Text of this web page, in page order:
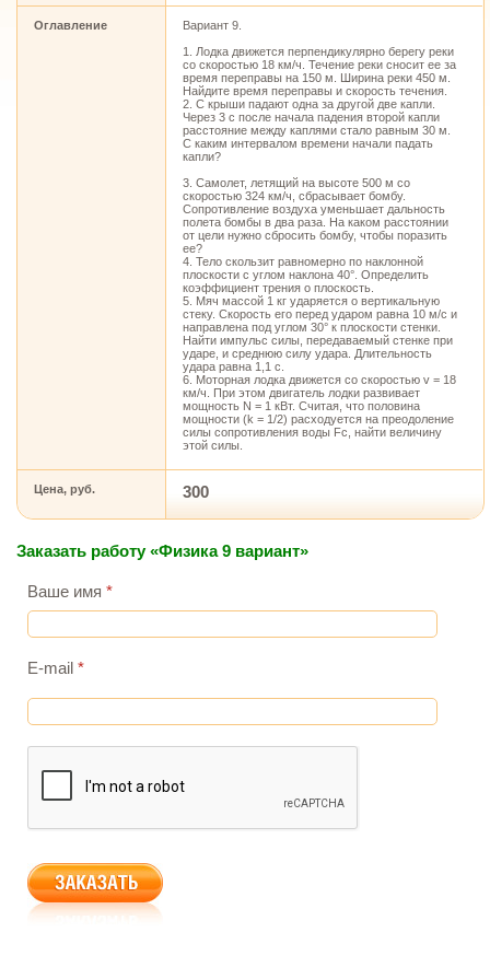
Оглавление
Вариант 9.
1. Лодка движется перпендикулярно берегу реки
со скоростью 18 км/ч. Течение реки сносит ее за
время переправы на 150 м. Ширина реки 450 м.
Найдите время переправы и скорость течения.
2. С крыши падают одна за другой две капли.
Через 3 с после начала падения второй капли
расстояние между каплями стало равным 30 м.
С каким интервалом времени начали падать
капли?
3. Самолет, летящий на высоте 500 м со
скоростью 324 км/ч, сбрасывает бомбу.
Сопротивление воздуха уменьшает дальность
полета бомбы в два раза. На каком расстоянии
от цели нужно сбросить бомбу, чтобы поразить
ее?
4. Тело скользит равномерно по наклонной
плоскости с углом наклона 40°. Определить
коэффициент трения о плоскость.
5. Мяч массой 1 кг ударяется о вертикальную
стеку. Скорость его перед ударом равна 10 м/с и
направлена под углом 30° к плоскости стенки.
Найти импульс силы, передаваемый стенке при
ударе, и среднюю силу удара. Длительность
удара равна 1,1 с.
6. Моторная лодка движется со скоростью v = 18
км/ч. При этом двигатель лодки развивает
мощность N = 1 кВт. Считая, что половина
мощности (k = 1/2) расходуется на преодоление
силы сопротивления воды Fc, найти величину
этой силы.
Цена, руб. 300
Заказать работу «Физика 9 вариант»
Ваше имя *
E-mail *